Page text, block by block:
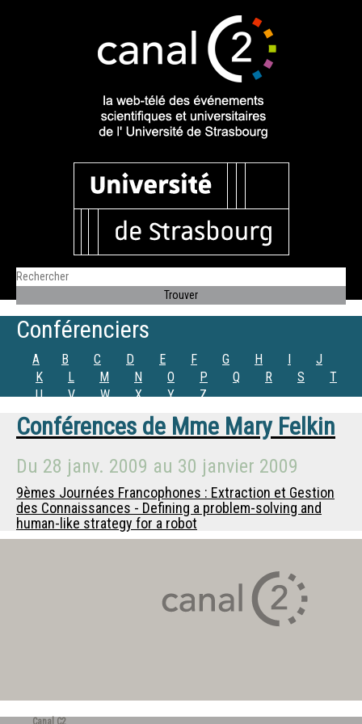
Conférenciers
A B C D E F G H I
J
K
L M N O P Q R S
T
U
V W X Y Z
Conférences de Mme Mary Felkin
Du 28 janv. 2009 au 30 janvier 2009
9èmes Journées Francophones : Extraction et Gestion
des Connaissances - Defining a problem-solving and
human-like strategy for a robot
Canal C2